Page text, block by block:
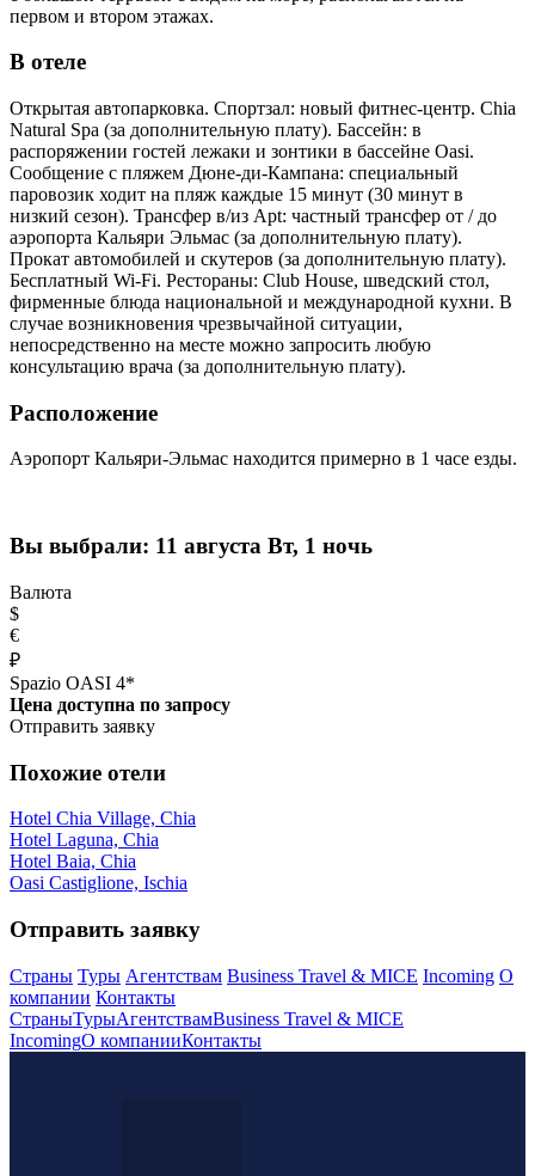
первом и втором этажах.
В отеле
Открытая автопарковка. Спортзал: новый фитнес-центр. Chia
Natural Spa (за дополнительную плату). Бассейн: в
распоряжении гостей лежаки и зонтики в бассейне Oasi.
Сообщение с пляжем Дюне-ди-Кампана: специальный
паровозик ходит на пляж каждые 15 минут (30 минут в
низкий сезон). Трансфер в/из Apt: частный трансфер от / до
аэропорта Кальяри Эльмас (за дополнительную плату).
Прокат автомобилей и скутеров (за дополнительную плату).
Бесплатный Wi-Fi. Рестораны: Club House, шведский стол,
фирменные блюда национальной и международной кухни. В
случае возникновения чрезвычайной ситуации,
непосредственно на месте можно запросить любую
консультацию врача (за дополнительную плату).
Расположение
Аэропорт Кальяри-Эльмас находится примерно в 1 часе езды.
Вы выбрали: 11 августа Вт, 1 ночь
Валюта
$
€
₽
Spazio OASI 4*
Цена доступна по запросу
Отправить заявку
Похожие отели
Hotel Chia Village, Chia
Hotel Laguna, Chia
Hotel Baia, Chia
Oasi Castiglione, Ischia
Отправить заявку
Страны Туры Агентствам Business Travel & MICE Incoming О
компании Контакты
СтраныТурыАгентствамBusiness Travel & MICE
IncomingО компанииКонтакты